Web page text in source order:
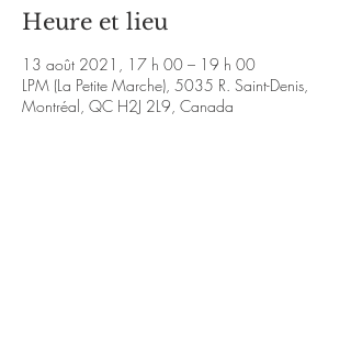
Heure et lieu
13 août 2021, 17 h 00 – 19 h 00
LPM (La Petite Marche), 5035 R. Saint-Denis,
Montréal, QC H2J 2L9, Canada